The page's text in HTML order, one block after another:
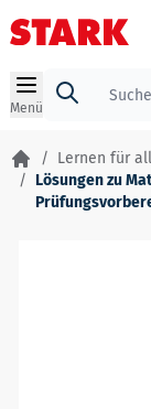
Zum Inhalt
Menü
Suche
/ Lernen für
/ Lösungen zu